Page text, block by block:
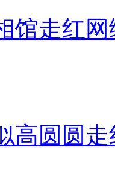
馆走红网
高圆圆走